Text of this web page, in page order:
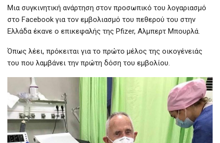
Μια συγκινητική ανάρτηση στον προσωπικό του λογαριασμό
στο Facebook για τον εμβολιασμό του πεθερού του στην
Ελλάδα έκανε o επικεφαλής της Pfizer, Αλμπερτ Μπουρλά.
Όπως λέει, πρόκειται για το πρώτο μέλος της οικογένειάς
του που λαμβάνει την πρώτη δόση του εμβολίου.